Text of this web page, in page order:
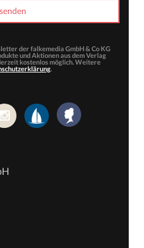
der falkemedia GmbH & Co KG
und Aktionen aus dem Verlag
kostenlos möglich. Weitere
.